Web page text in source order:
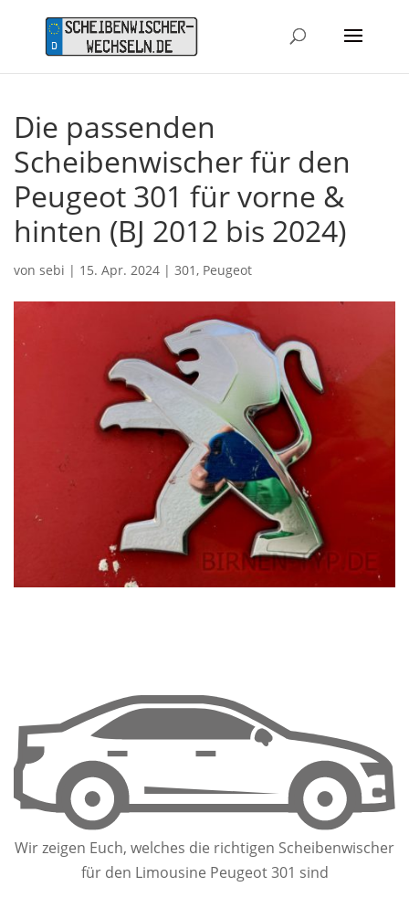
Die passenden
Scheibenwischer für den
Peugeot 301 für vorne &
hinten (BJ 2012 bis 2024)
von sebi | 15. Apr. 2024 | 301, Peugeot
Wir zeigen Euch, welches die richtigen Scheibenwischer
für den Limousine Peugeot 301 sind